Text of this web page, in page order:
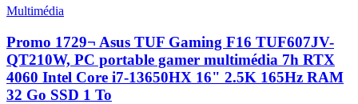
Multimédia
Promo 1729¬ Asus TUF Gaming F16 TUF607JV-
QT210W, PC portable gamer multimédia 7h RTX
4060 Intel Core i7-13650HX 16" 2.5K 165Hz RAM
32 Go SSD 1 To